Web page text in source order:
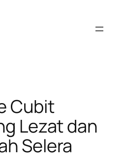
Cubit
Lezat dan
Selera